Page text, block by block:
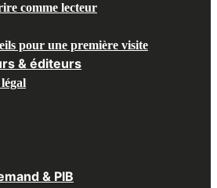
comme lecteur
pour une première visite
& éditeurs
& PIB